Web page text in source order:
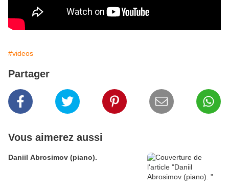
#videos
Partager
Vous aimerez aussi
Daniil Abrosimov (piano).